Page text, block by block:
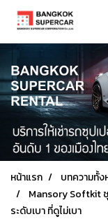
หน้าแรก บทความทั้
Mansory Softkit
ระดับเบา ที่ดูไม่เบา